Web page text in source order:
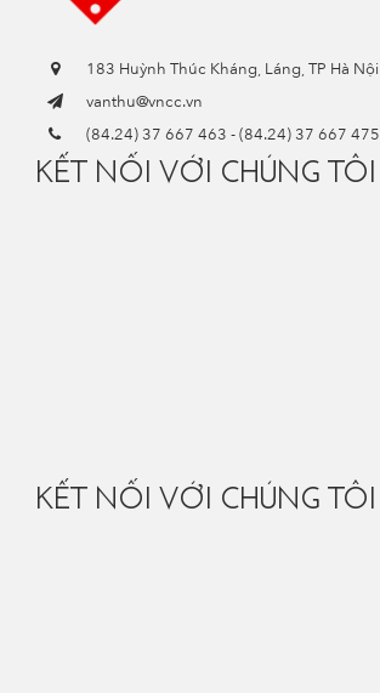
183 Huỳnh Thúc Kháng, Láng, TP Hà Nội
vanthu@vncc.vn
(84.24) 37 667 463 -(84.24) 37 667 475
KẾT NỐI VỚI CHÚNG TÔI
KẾT NỐI VỚI CHÚNG TÔI